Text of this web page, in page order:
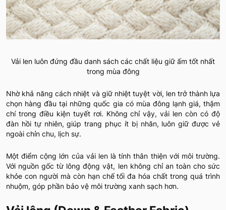
Vải len luôn đứng đầu danh sách các chất liệu giữ ấm tốt nhất
trong mùa đông
Nhờ khả năng cách nhiệt và giữ nhiệt tuyệt vời, len trở thành lựa
chọn hàng đầu tại những quốc gia có mùa đông lạnh giá, thậm
chí trong điều kiện tuyết rơi. Không chỉ vậy, vải len còn có độ
đàn hồi tự nhiên, giúp trang phục ít bị nhăn, luôn giữ được vẻ
ngoài chỉn chu, lịch sự.
Một điểm cộng lớn của vải len là tính thân thiện với môi trường.
Với nguồn gốc từ lông động vật, len không chỉ an toàn cho sức
khỏe con người mà còn hạn chế tối đa hóa chất trong quá trình
nhuộm, góp phần bảo vệ môi trường xanh sạch hơn.